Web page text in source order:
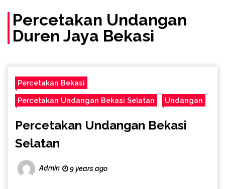
Percetakan Undangan
Duren Jaya Bekasi
Percetakan Bekasi
Percetakan Undangan Bekasi Selatan Undangan
Percetakan Undangan Bekasi
Selatan
Admin 9 years ago